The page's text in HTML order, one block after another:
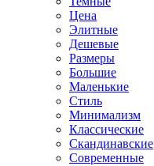
Цена
Элитные
Дешевые
Размеры
Большие
Маленькие
Стиль
Минимализм
Классические
Скандинавские
Современные